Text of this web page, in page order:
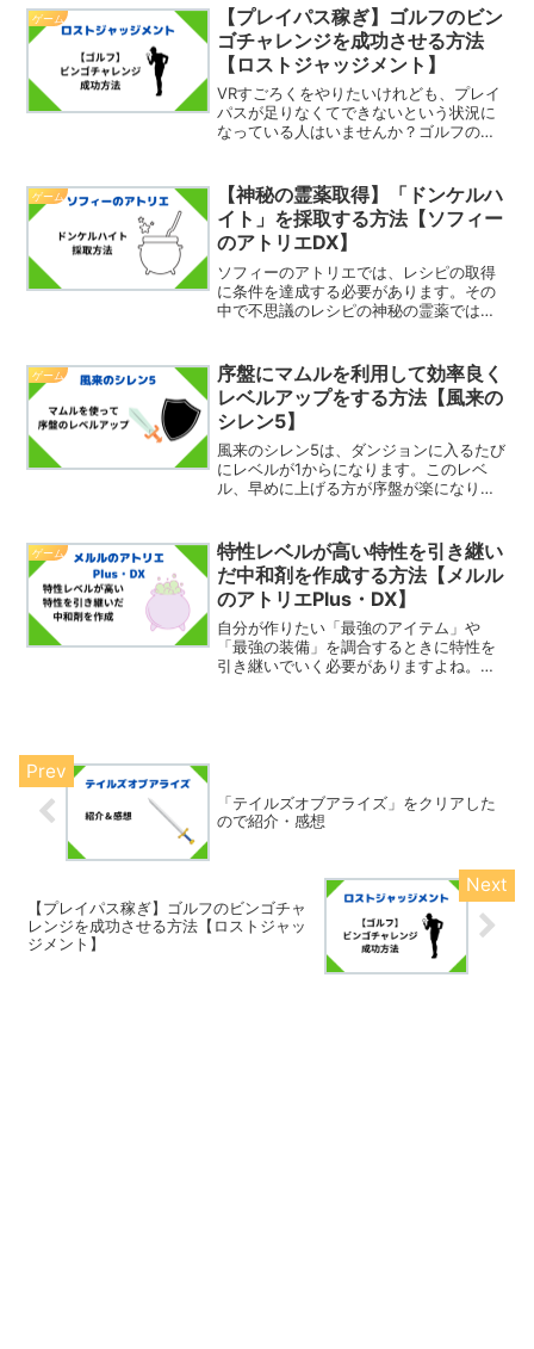
ではないでしょうか。そこで今回は、
PS4のホーム画面のテ...
ゲーム
【プレイパス稼ぎ】ゴルフのビン
ゴチャレンジを成功させる方法
【ロストジャッジメント】
VRすごろくをやりたいけれども、プレイ
パスが足りなくてできないという状況に
なっている人はいませんか？ゴルフのビ
きます。そこで今回は、ゴルフのビンゴ
チャレンジを成功させる...
ゲーム
【神秘の霊薬取得】「ドンケルハ
イト」を採取する方法【ソフィー
のアトリエDX】
ソフィーのアトリエでは、レシピの取得
に条件を達成する必要があります。その
中で不思議のレシピの神秘の霊薬では
取すればよいということです。ではこの
ドンケルハイトどこで採取で...
ゲーム
序盤にマムルを利用して効率良く
レベルアップをする方法【風来の
シレン5】
風来のシレン5は、ダンジョンに入るたび
にレベルが1からになります。このレベ
ル、早めに上げる方が序盤が楽になりま
ムルを利用して効率良くレベルアップを
する方法を紹介したいと...
ゲーム
特性レベルが高い特性を引き継い
だ中和剤を作成する方法【メルル
のアトリエPlus・DX】
自分が作りたい「最強のアイテム」や
「最強の装備」を調合するときに特性を
引き継いでいく必要がありますよね。そ
「テイルズオブアライズ」をクリアした
ので紹介・感想
【プレイパス稼ぎ】ゴルフのビンゴチャ
レンジを成功させる方法【ロストジャッ
ジメント】